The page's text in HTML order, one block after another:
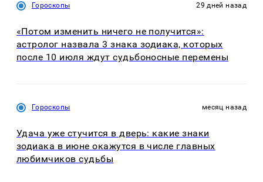
Гороскопы 29 дней назад
«Потом изменить ничего не получится»:
астролог назвала 3 знака зодиака, которых
после 10 июля ждут судьбоносные перемены
Гороскопы месяц назад
Удача уже стучится в дверь: какие знаки
зодиака в июне окажутся в числе главных
любимчиков судьбы